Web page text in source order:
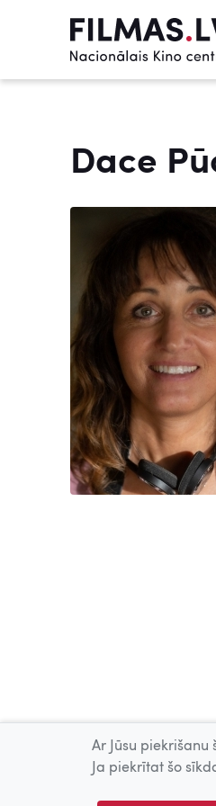
Dace
Ar Jūsu
Ja piekrītat šo